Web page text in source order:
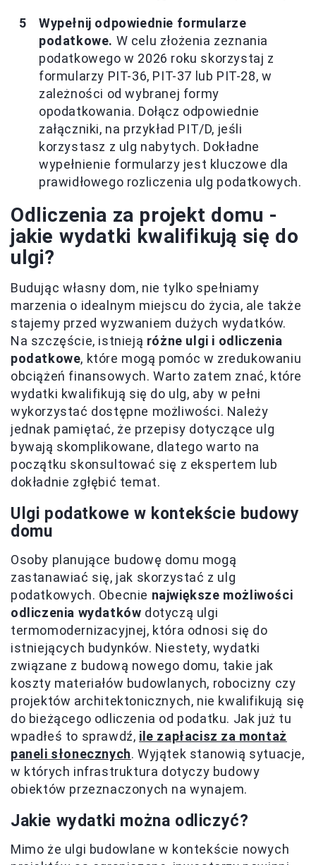
Wypełnij odpowiednie formularze
podatkowe. W celu złożenia zeznania
podatkowego w 2026 roku skorzystaj z
formularzy PIT-36, PIT-37 lub PIT-28, w
zależności od wybranej formy
opodatkowania. Dołącz odpowiednie
załączniki, na przykład PIT/D, jeśli
korzystasz z ulg nabytych. Dokładne
wypełnienie formularzy jest kluczowe dla
prawidłowego rozliczenia ulg podatkowych.
Odliczenia za projekt domu -
jakie wydatki kwalifikują się do
ulgi?
Budując własny dom, nie tylko spełniamy
marzenia o idealnym miejscu do życia, ale także
stajemy przed wyzwaniem dużych wydatków.
Na szczęście, istnieją różne ulgi i odliczenia
podatkowe, które mogą pomóc w zredukowaniu
obciążeń finansowych. Warto zatem znać, które
wydatki kwalifikują się do ulg, aby w pełni
wykorzystać dostępne możliwości. Należy
jednak pamiętać, że przepisy dotyczące ulg
bywają skomplikowane, dlatego warto na
początku skonsultować się z ekspertem lub
dokładnie zgłębić temat.
Ulgi podatkowe w kontekście budowy
domu
Osoby planujące budowę domu mogą
zastanawiać się, jak skorzystać z ulg
podatkowych. Obecnie największe możliwości
odliczenia wydatków dotyczą ulgi
termomodernizacyjnej, która odnosi się do
istniejących budynków. Niestety, wydatki
związane z budową nowego domu, takie jak
koszty materiałów budowlanych, robocizny czy
projektów architektonicznych, nie kwalifikują się
do bieżącego odliczenia od podatku. Jak już tu
wpadłeś to sprawdź, ile zapłacisz za montaż
paneli słonecznych. Wyjątek stanowią sytuacje,
w których infrastruktura dotyczy budowy
obiektów przeznaczonych na wynajem.
Jakie wydatki można odliczyć?
Mimo że ulgi budowlane w kontekście nowych